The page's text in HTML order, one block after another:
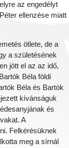
az engedélyt
ellenzése miatt
ötlete, de a
a születésének
jött el az az idő,
Béla földi
Béla és Bartók
kívánságuk
és
A
Felkérésüknek
meg a sírnál